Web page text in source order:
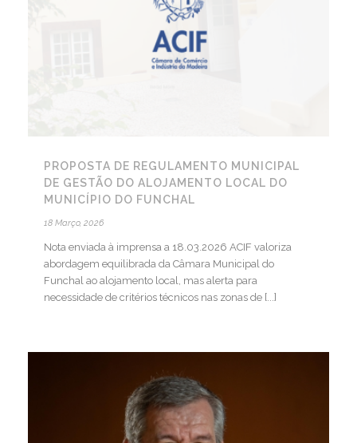
PROPOSTA DE REGULAMENTO MUNICIPAL
DE GESTÃO DO ALOJAMENTO LOCAL DO
MUNICÍPIO DO FUNCHAL
18 Março, 2026
Nota enviada à imprensa a 18.03.2026 ACIF valoriza
abordagem equilibrada da Câmara Municipal do
Funchal ao alojamento local, mas alerta para
necessidade de critérios técnicos nas zonas de [...]